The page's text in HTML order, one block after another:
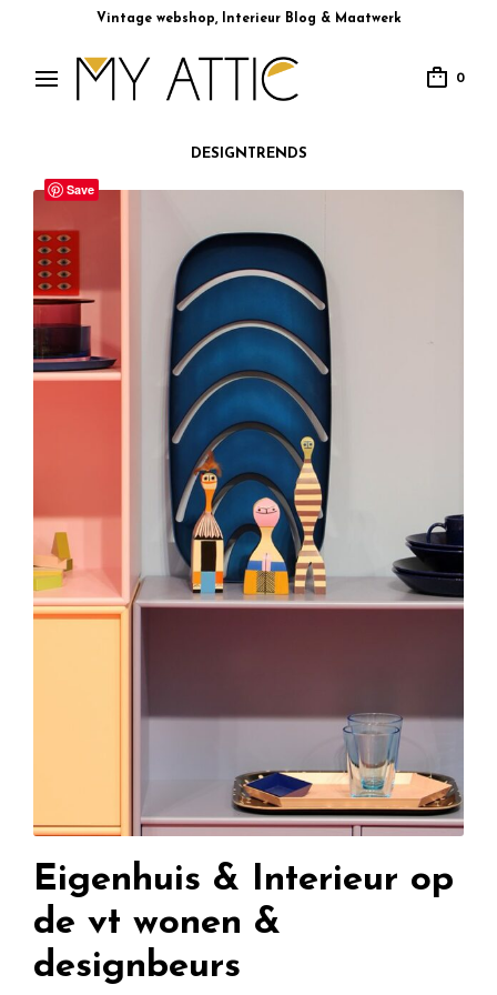
Vintage webshop, Interieur Blog & Maatwerk
0
DESIGNTRENDS
Eigenhuis & Interieur op
de vt wonen &
designbeurs
Save